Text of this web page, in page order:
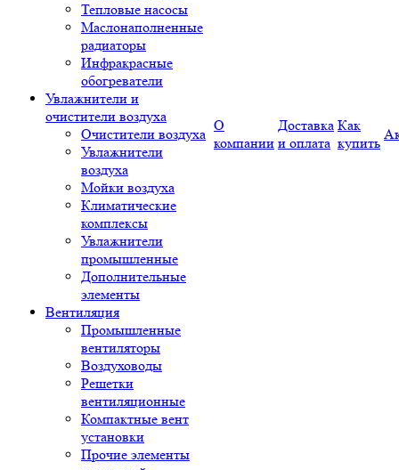
Тепловые насосы
Маслонаполненные
радиаторы
Инфракрасные
обогреватели
Увлажнители и
очистители воздуха
Очистители воздуха
Увлажнители
воздуха
Мойки воздуха
Климатические
комплексы
Увлажнители
промышленные
Дополнительные
элементы
Вентиляция
Промышленные
вентиляторы
Воздуховоды
Решетки
вентиляционные
Компактные вент
установки
Прочие элементы
О
компании
Доставка
и оплата
Как
купить